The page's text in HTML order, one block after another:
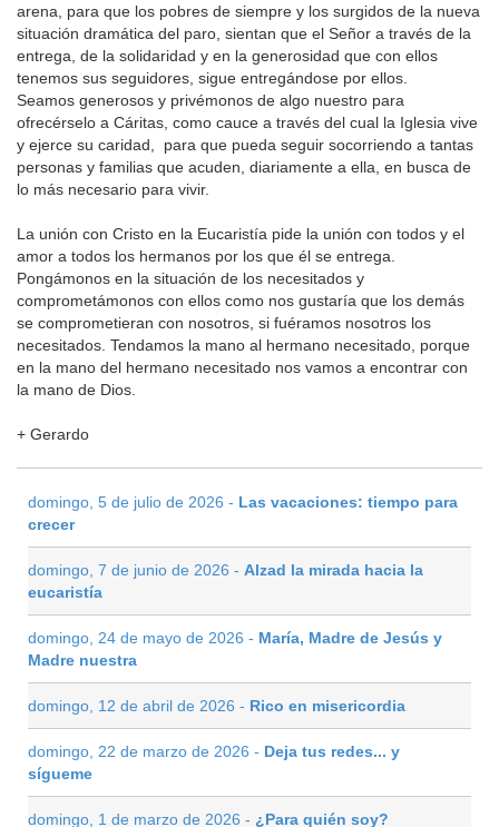
arena, para que los pobres de siempre y los surgidos de la nueva
situación dramática del paro, sientan que el Señor a través de la
entrega, de la solidaridad y en la generosidad que con ellos
tenemos sus seguidores, sigue entregándose por ellos.
Seamos generosos y privémonos de algo nuestro para
ofrecérselo a Cáritas, como cauce a través del cual la Iglesia vive
y ejerce su caridad, para que pueda seguir socorriendo a tantas
personas y familias que acuden, diariamente a ella, en busca de
lo más necesario para vivir.
La unión con Cristo en la Eucaristía pide la unión con todos y el
amor a todos los hermanos por los que él se entrega.
Pongámonos en la situación de los necesitados y
comprometámonos con ellos como nos gustaría que los demás
se comprometieran con nosotros, si fuéramos nosotros los
necesitados. Tendamos la mano al hermano necesitado, porque
en la mano del hermano necesitado nos vamos a encontrar con
la mano de Dios.
+ Gerardo
domingo, 5 de julio de 2026 - Las vacaciones: tiempo para
crecer
domingo, 7 de junio de 2026 - Alzad la mirada hacia la
eucaristía
domingo, 24 de mayo de 2026 - María, Madre de Jesús y
Madre nuestra
domingo, 12 de abril de 2026 - Rico en misericordia
domingo, 22 de marzo de 2026 - Deja tus redes... y
sígueme
domingo, 1 de marzo de 2026 - ¿Para quién soy?